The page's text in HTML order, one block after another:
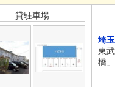
貸駐車場
埼
東
橋